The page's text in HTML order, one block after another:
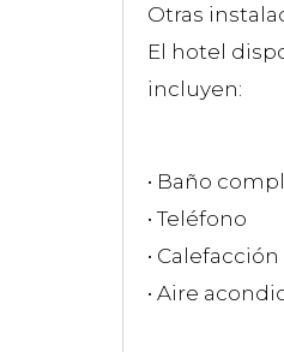
Otras
El hotel
incluyen:
• Baño
• Teléfono
• Calefacción
• Aire